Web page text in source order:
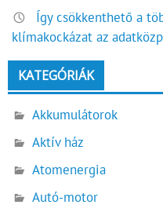
Így csökkenthető a
klímakockázat az
KATEGÓRIÁK
Akkumulátorok
Aktív ház
Atomenergia
Autó-motor